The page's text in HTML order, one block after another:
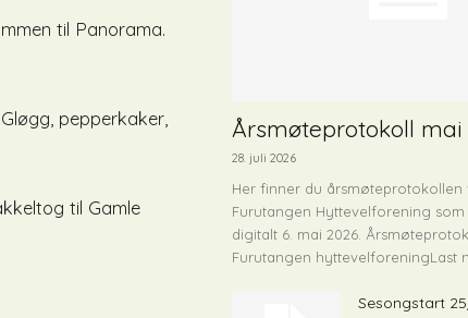
til Panorama.
pepperkaker,
til Gamle
Årsmøteprotokoll mai
28. juli 2026
Her finner du årsmøteprotokollen
Furutangen Hyttevelforening
digitalt 6. mai 2026.
Furutangen hyttevelforeningLast
Sesongstart